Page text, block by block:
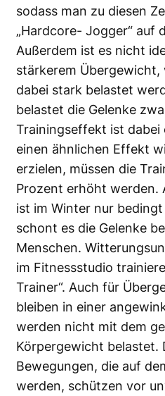
sodass man zu diesen
„Hardcore- Jogger“ auf
Außerdem ist es nicht
stärkerem Übergewicht,
dabei stark belastet
belastet die Gelenke
Trainingseffekt ist dabei
einen ähnlichen Effekt
erzielen, müssen die
Prozent erhöht werden.
ist im Winter nur
schont es die Gelenke
Menschen.
im Fitnessstudio
Trainer“. Auch für
bleiben in einer
werden nicht mit dem
Körpergewicht belastet.
Bewegungen, die auf
werden, schützen vor